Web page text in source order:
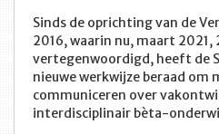
Sinds de oprichting van de
2016, waarin nu, maart
vertegenwoordigd, heeft de
nieuwe werkwijze beraad om
communiceren over
interdisciplinair bèta-